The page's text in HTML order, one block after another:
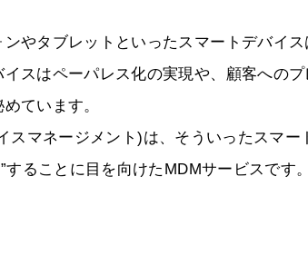
やタブレットといったスマートデバイ
スはペーパレス化の実現や、顧客への
ています。
スマネージメント)は、そういったスマー
ることに目を向けたMDMサービスです。